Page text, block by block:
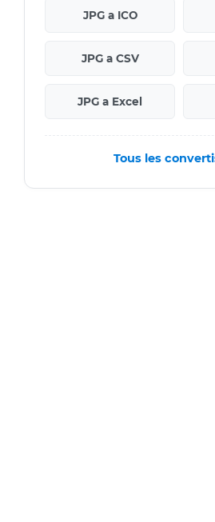
JPG a ICO
JPG a CSV
JPG a Excel
Tous les